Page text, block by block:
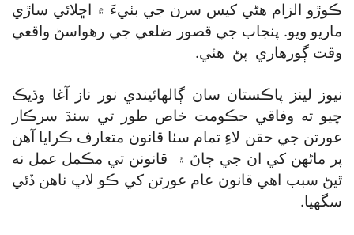
ڪوڙو الزام هڻي کيس سرن جي بٺيءَ ۾ اڇلائي ساڙي
ماريو ويو. پنجاب جي قصور ضلعي جي رهواسڻ واقعي
وقت ڳورهاري پڻ هئي.
نيوز لينز پاڪستان سان ڳالهائيندي نور ناز آغا وڌيڪ
چيو ته وفاقي حڪومت خاص طور تي سنڌ سرڪار
عورتن جي حقن لاءِ تمام سٺا قانون متعارف ڪرايا آهن
پر ماڻهن کي ان جي ڄاڻ ۽ قانونن تي مڪمل عمل نه
ٿيڻ سبب اهي قانون عام عورتن کي ڪو لاڀ ناهن ڏئي
سگهيا.